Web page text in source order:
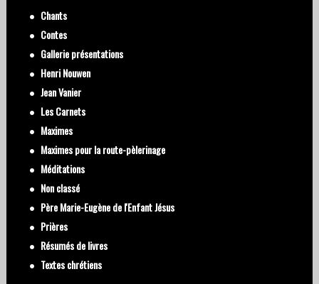
Chants
Contes
Gallerie présentations
Henri Nouwen
Jean Vanier
Les Carnets
Maximes
Maximes pour la route-pèlerinage
Méditations
Non classé
Père Marie-Eugène de l'Enfant Jésus
Prières
Résumés de livres
Textes chrétiens